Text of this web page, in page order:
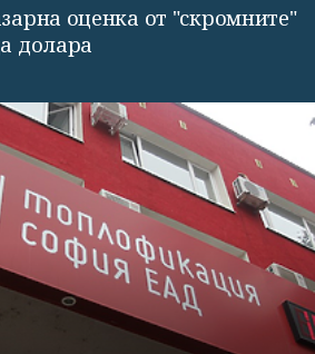
оценка от "скромните"
долара